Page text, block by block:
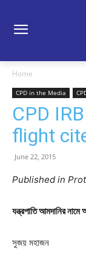
Home
CPD in the Media
CPD
flight
June 22, 2015
Published in
যন্ত্রপাতি আমদানির নামে
সুজয় মহাজন